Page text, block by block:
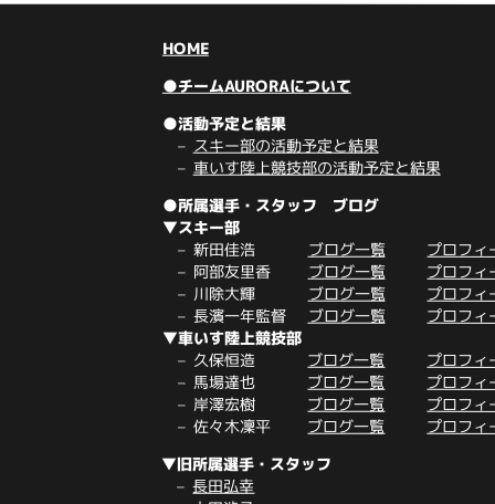
HOME
●チームAURORAについて
●活動予定と結果
スキー部の活動予定と結果
車いす陸上競技部の活動予定と結果
●所属選手・スタッフ ブログ
▼スキー部
新田佳浩 ブログ一覧 プロフィ
阿部友里香 ブログ一覧 プロフィ
川除大輝 ブログ一覧
プロフィ
長濱一年監督
ブログ一覧 プロフィ
▼車いす陸上競技部
久保恒造 ブログ一覧 プロフィ
馬場達也 ブログ一覧 プロフィ
岸澤宏樹 ブログ一覧 プロフィ
佐々木凜平 ブログ一覧 プロフィ
▼旧所属選手・スタッフ
長田弘幸